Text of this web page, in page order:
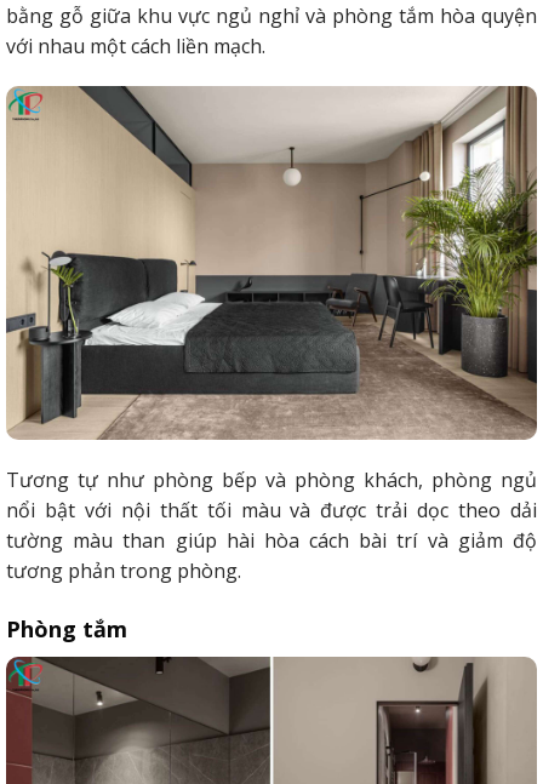
bằng gỗ giữa khu vực ngủ nghỉ và phòng tắm hòa quyện
với nhau một cách liền mạch.
Tương tự như phòng bếp và phòng khách, phòng ngủ
nổi bật với nội thất tối màu và được trải dọc theo dải
tường màu than giúp hài hòa cách bài trí và giảm độ
tương phản trong phòng.
Phòng tắm